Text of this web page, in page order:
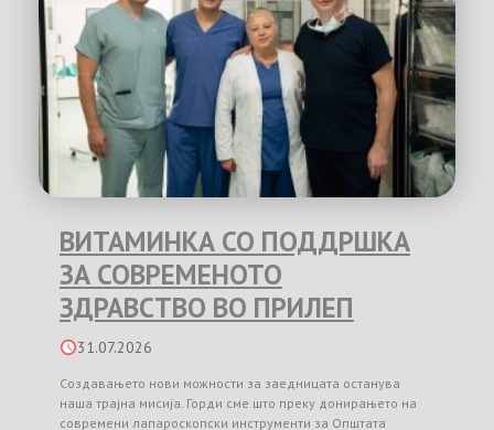
ВИТАМИНКА СО ПОДДРШКА
ЗА СОВРЕМЕНОТО
ЗДРАВСТВО ВО ПРИЛЕП
31.07.2026
Создавањето нови можности за заедницата останува
наша трајна мисија. Горди сме што преку донирањето на
современи лапароскопски инструменти за Општата